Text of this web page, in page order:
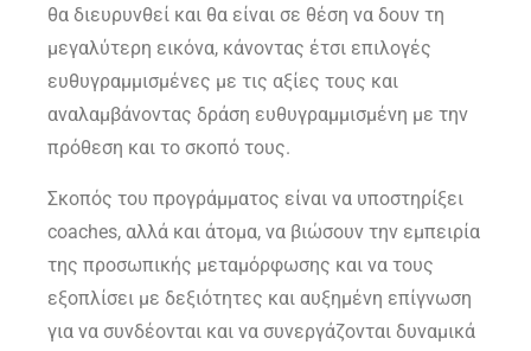
θα διευρυνθεί και θα είναι σε θέση να δουν τη
μεγαλύτερη εικόνα, κάνοντας έτσι επιλογές
ευθυγραμμισμένες με τις αξίες τους και
αναλαμβάνοντας δράση ευθυγραμμισμένη με την
πρόθεση και το σκοπό τους.
Σκοπός του προγράμματος είναι να υποστηρίξει
coaches, αλλά και άτομα, να βιώσουν την εμπειρία
της προσωπικής μεταμόρφωσης και να τους
εξοπλίσει με δεξιότητες και αυξημένη επίγνωση
για να συνδέονται και να συνεργάζονται δυναμικά